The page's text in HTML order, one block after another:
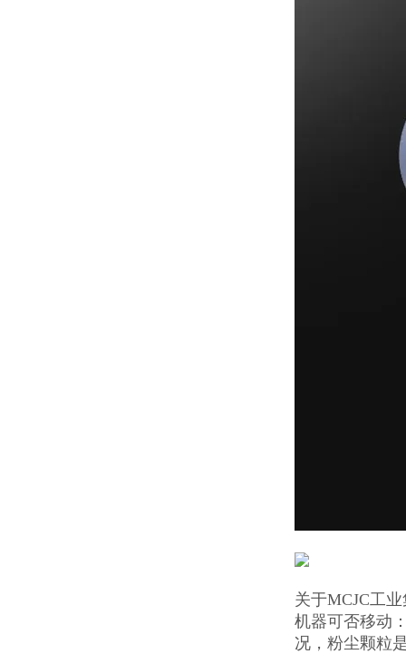
关于MCJC工
机器可否移动
况，粉尘颗粒